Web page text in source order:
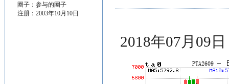
圈子： 参与的圈子
注册：2003年10月10日
2018年07月09日